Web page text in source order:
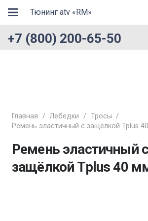
Тюнинг atv «RM»
+7 (800) 200-65-50
Главная / Лебедки / Тросы /
Ремень эластичный с защёлкой Tplus
Ремень эластичный с
защёлкой Tplus 40